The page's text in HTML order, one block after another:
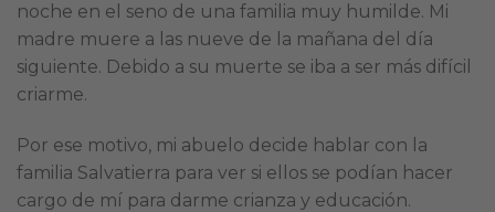
noche en el seno de una familia muy humilde. Mi
madre muere a las nueve de la mañana del día
siguiente. Debido a su muerte se iba a ser más difícil
criarme.
Por ese motivo, mi abuelo decide hablar con la
familia Salvatierra para ver si ellos se podían hacer
cargo de mí para darme crianza y educación.